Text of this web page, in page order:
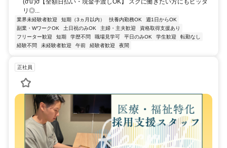
リ◎...
業界未経験者歓迎 短期（3ヵ月以内） 扶養内勤務OK
週1日からOK
副業・WワークOK
土日祝のみOK 主婦・主夫歓迎
資格取得支援あり
フリーター歓迎
短期 学歴不問 職場見学可 平日のみOK 学生歓迎
転勤なし
経験不問
未経験者歓迎 午前 経験者歓迎 夜間
正社員